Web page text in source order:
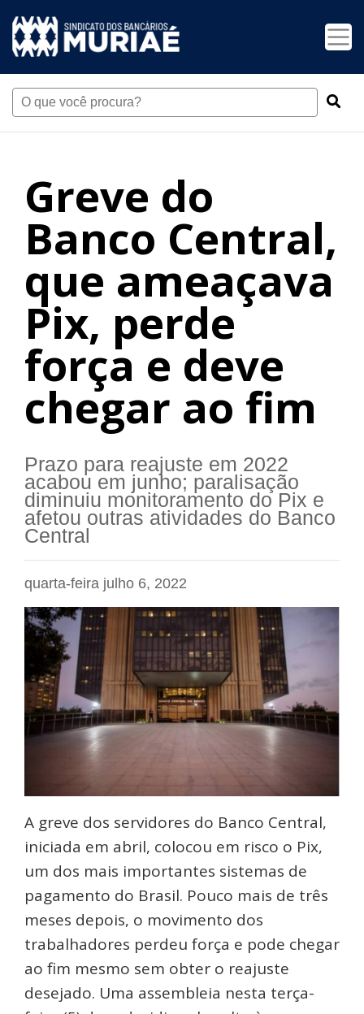
Greve do
Banco Central,
que ameaçava
Pix, perde
força e deve
chegar ao fim
Prazo para reajuste em 2022
acabou em junho; paralisação
diminuiu monitoramento do Pix e
afetou outras atividades do Banco
Central
quarta-feira julho 6, 2022
A greve dos servidores do Banco Central,
iniciada em abril, colocou em risco o Pix,
um dos mais importantes sistemas de
pagamento do Brasil. Pouco mais de três
meses depois, o movimento dos
trabalhadores perdeu força e pode chegar
ao fim mesmo sem obter o reajuste
desejado. Uma assembleia nesta terça-